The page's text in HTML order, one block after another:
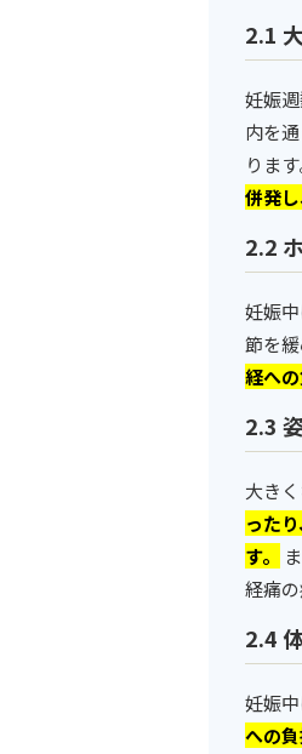
2.1
妊娠
内を
ります
併発
2.2
妊娠
節を
経へ
2.3
大き
った
す。
経痛
2.4
妊娠
への